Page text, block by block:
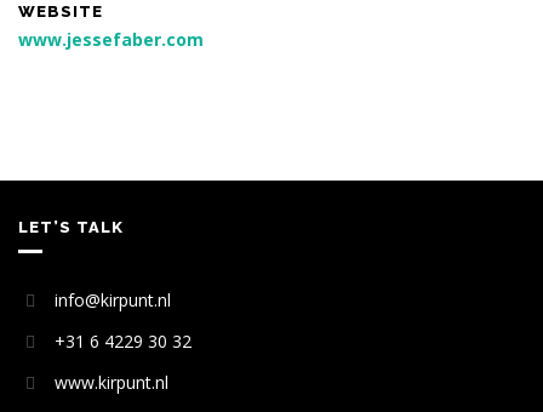
WEBSITE
www.jessefaber.com
LET’S TALK
info@kirpunt.nl
+31 6 4229 30 32
www.kirpunt.nl